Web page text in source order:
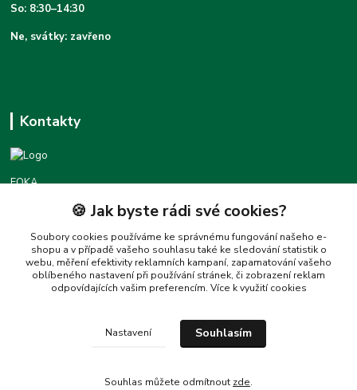
So: 8:30–14:30
Ne, svátky: zavřeno
Kontakty
FOKA
Podpora foka.cz
+420777455677
(Po-Pá 8:30-16:00)
love@foka.cz
🍪 Jak byste rádi své cookies?
Soubory cookies používáme ke správnému fungování našeho e-
shopu a v případě vašeho souhlasu také ke sledování statistik o
webu, měření efektivity reklamních kampaní, zapamatování vašeho
oblíbeného nastavení při používání stránek, či zobrazení reklam
odpovídajících vašim preferencím. Více k využití cookies
Nastavení Souhlasím
Souhlas můžete odmítnout zde.